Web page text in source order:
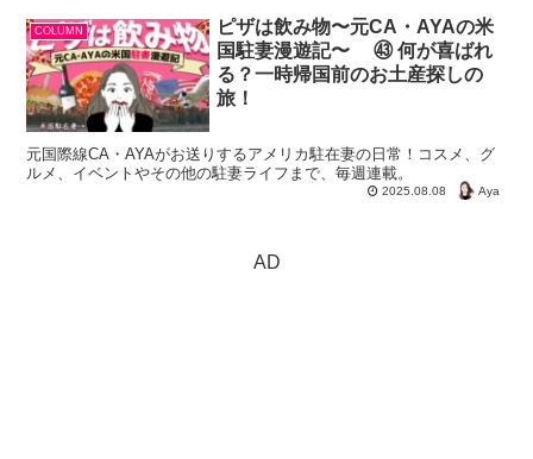
COLUMN
ピザは飲み物〜元CA・AYAの米
国駐妻漫遊記〜 ㊸ 何が喜ばれ
る？一時帰国前のお土産探しの
旅！
元国際線CA・AYAがお送りするアメリカ駐在妻の日常！コスメ、グ
ルメ、イベントやその他の駐妻ライフまで、毎週連載。
2025.08.08 Aya
AD